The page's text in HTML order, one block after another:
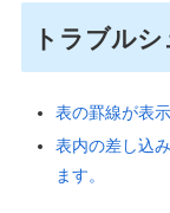
トラブル
表の罫線が表
表内の差し込
ます。